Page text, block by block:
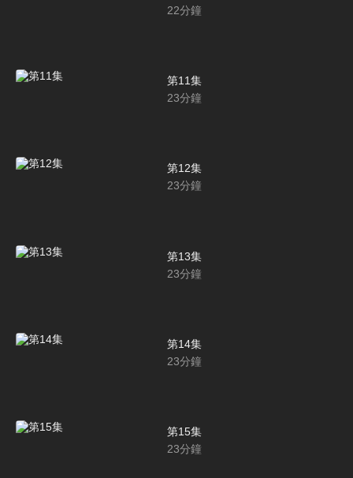
22分鐘
第11集
23分鐘
第12集
23分鐘
第13集
23分鐘
第14集
23分鐘
第15集
23分鐘